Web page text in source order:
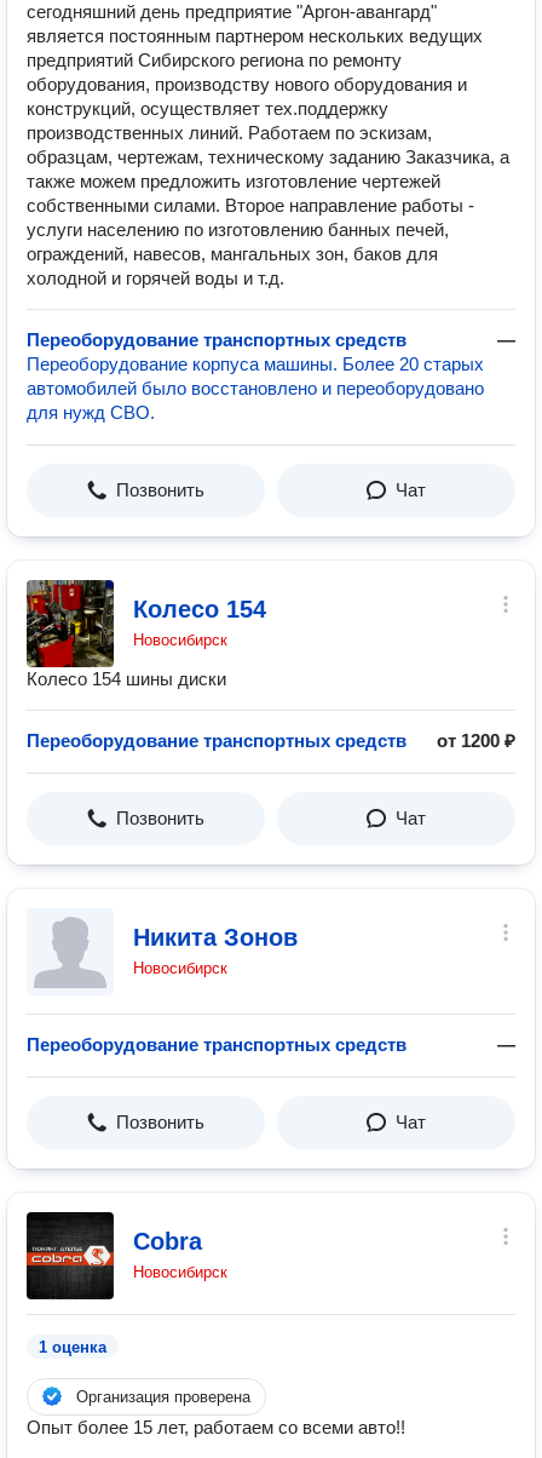
сегодняшний день предприятие "Аргон-авангард"
является постоянным партнером нескольких ведущих
предприятий Сибирского региона по ремонту
оборудования, производству нового оборудования и
конструкций, осуществляет тех.поддержку
производственных линий. Работаем по эскизам,
образцам, чертежам, техническому заданию Заказчика, а
также можем предложить изготовление чертежей
собственными силами. Второе направление работы -
услуги населению по изготовлению банных печей,
ограждений, навесов, мангальных зон, баков для
холодной и горячей воды и т.д.
Переоборудование транспортных средств
—
Переоборудование корпуса машины. Более 20 старых
автомобилей было восстановлено и переоборудовано
для нужд СВО.
Позвонить Чат
Колесо 154
Новосибирск
Колесо 154 шины диски
Переоборудование транспортных средств от 1200 ₽
Позвонить Чат
Никита Зонов
Новосибирск
Переоборудование транспортных средств —
Позвонить Чат
Cobra
Новосибирск
1 оценка
Организация проверена
Опыт более 15 лет, работаем со всеми авто!!